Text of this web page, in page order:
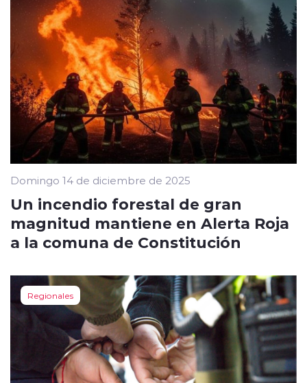
Domingo 14 de diciembre de 2025
Un incendio forestal de gran
magnitud mantiene en Alerta Roja
a la comuna de Constitución
Regionales